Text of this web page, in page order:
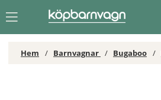
Hem Barnvagnar Bugaboo